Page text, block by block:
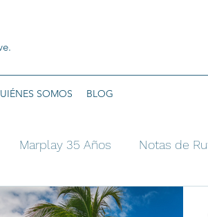
SOMOS BLOG
Marplay 35 Años Notas de